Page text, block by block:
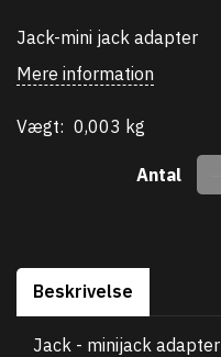
Jack-mini jack adapter
Mere information
Vægt: 0,003 kg
Antal
Beskrivelse
Jack - minijack adapter